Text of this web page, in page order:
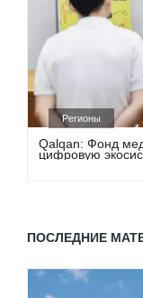
Регионы
Qalqan: Фонд
цифровую
ПОСЛЕДНИЕ